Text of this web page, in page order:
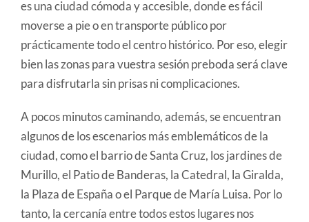
es una ciudad cómoda y accesible, donde es fácil
moverse a pie o en transporte público por
prácticamente todo el centro histórico. Por eso, elegir
bien las zonas para vuestra sesión preboda será clave
para disfrutarla sin prisas ni complicaciones.
A pocos minutos caminando, además, se encuentran
algunos de los escenarios más emblemáticos de la
ciudad, como el barrio de Santa Cruz, los jardines de
Murillo, el Patio de Banderas, la Catedral, la Giralda,
la Plaza de España o el Parque de María Luisa. Por lo
tanto, la cercanía entre todos estos lugares nos